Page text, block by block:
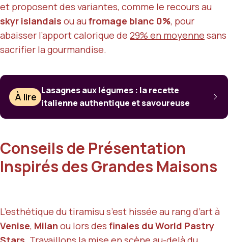
et proposent des variantes, comme le recours au
skyr islandais ou au fromage blanc 0%, pour
abaisser l’apport calorique de 29% en moyenne sans
sacrifier la gourmandise.
À lire
Lasagnes aux légumes : la recette
italienne authentique et savoureuse
Conseils de Présentation
Inspirés des Grandes Maisons
L’esthétique du tiramisu s’est hissée au rang d’art à
Venise, Milan ou lors des finales du World Pastry